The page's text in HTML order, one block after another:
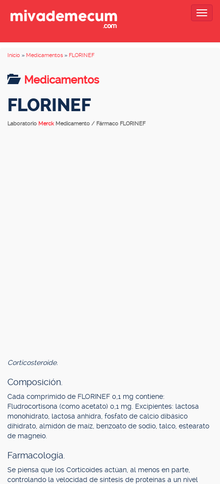
Inicio » Medicamentos » FLORINEF
Medicamentos
FLORINEF
Laboratorio Merck Medicamento / Fármaco FLORINEF
Corticosteroide.
Composición.
Cada comprimido de FLORINEF 0,1 mg contiene:
Fludrocortisona (como acetato) 0,1 mg. Excipientes: lactosa
monohidrato, lactosa anhidra, fosfato de calcio dibásico
dihidrato, almidón de maíz, benzoato de sodio, talco, estearato
de magneio.
Farmacología.
Se piensa que los Corticoides actúan, al menos en parte,
controlando la velocidad de síntesis de proteínas a un nivel